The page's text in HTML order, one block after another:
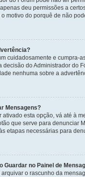
deu permissões a
motivo do porquê de não
cuidadosamente e cumpra-
decisão do Administrador do
nenhuma sobre a
Mensagens?
ativado esta opção, vá até à
que serve para denunciar
etapas necessárias para
Guardar no Painel de
o rascunho da